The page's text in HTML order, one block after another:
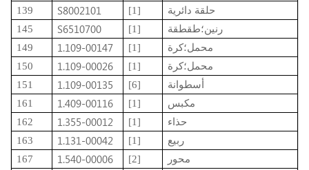
139
S8002101 [1]
حلقة دائرية
145
S6510700 [1]
رنين؛طقطقة
149
1.109-00147 [1]
محمل؛كرة
150
1.109-00026 [1]
محمل؛كرة
151
1.109-00135 [6]
أسطوانة
161
1.409-00116 [1]
مكبس
162
1.355-00012 [1]
حذاء
163
1.131-00042 [1]
ربيع
167
1.540-00006 [2]
محور